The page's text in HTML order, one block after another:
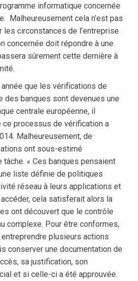
informatique concernée
Malheureusement cela n’est pas
les circonstances de l’entreprise
concernée doit répondre à une
sûrement cette dernière à
que les vérifications de
des banques sont devenues une
centrale européenne, il
ce processus de vérification a
Malheureusement, de
ont sous-estimé
tâche. « Ces banques pensaient
liste définie de politiques
réseau à leurs applications et
cela satisferait alors la
ont découvert que le contrôle
complexe. Pour être conformes,
plusieurs actions
conserver une documentation de
sa justification, son
et si celle-ci a été approuvée.